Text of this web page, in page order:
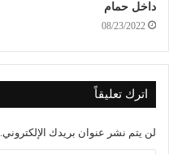
داخل حمام
08/23/2022
اترك تعليقاً
لن يتم نشر عنوان بريدك الإلكتروني.